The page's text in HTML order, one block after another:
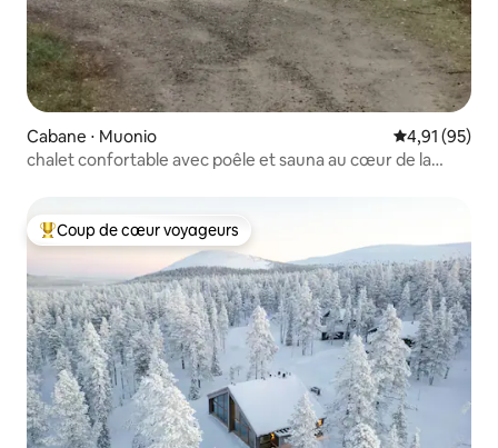
Cabane ⋅ Muonio Évaluation
4,91 (95)
chalet confortable avec poêle et sauna au cœur de la
Coups de cœur voyageurs les plus appréciés
Coup de cœur voyageurs